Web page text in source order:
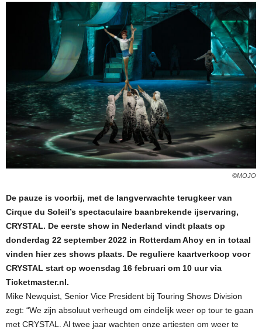
©MOJO
De pauze is voorbij, met de langverwachte terugkeer van
Cirque du Soleil’s spectaculaire baanbrekende ijservaring,
CRYSTAL. De eerste show in Nederland vindt plaats op
donderdag 22 september 2022 in Rotterdam Ahoy en in totaal
vinden hier zes shows plaats. De reguliere kaartverkoop voor
CRYSTAL start op woensdag 16 februari om 10 uur via
Ticketmaster.nl.
Mike Newquist, Senior Vice President bij Touring Shows Division
zegt: “We zijn absoluut verheugd om eindelijk weer op tour te gaan
met CRYSTAL. Al twee jaar wachten onze artiesten om weer te